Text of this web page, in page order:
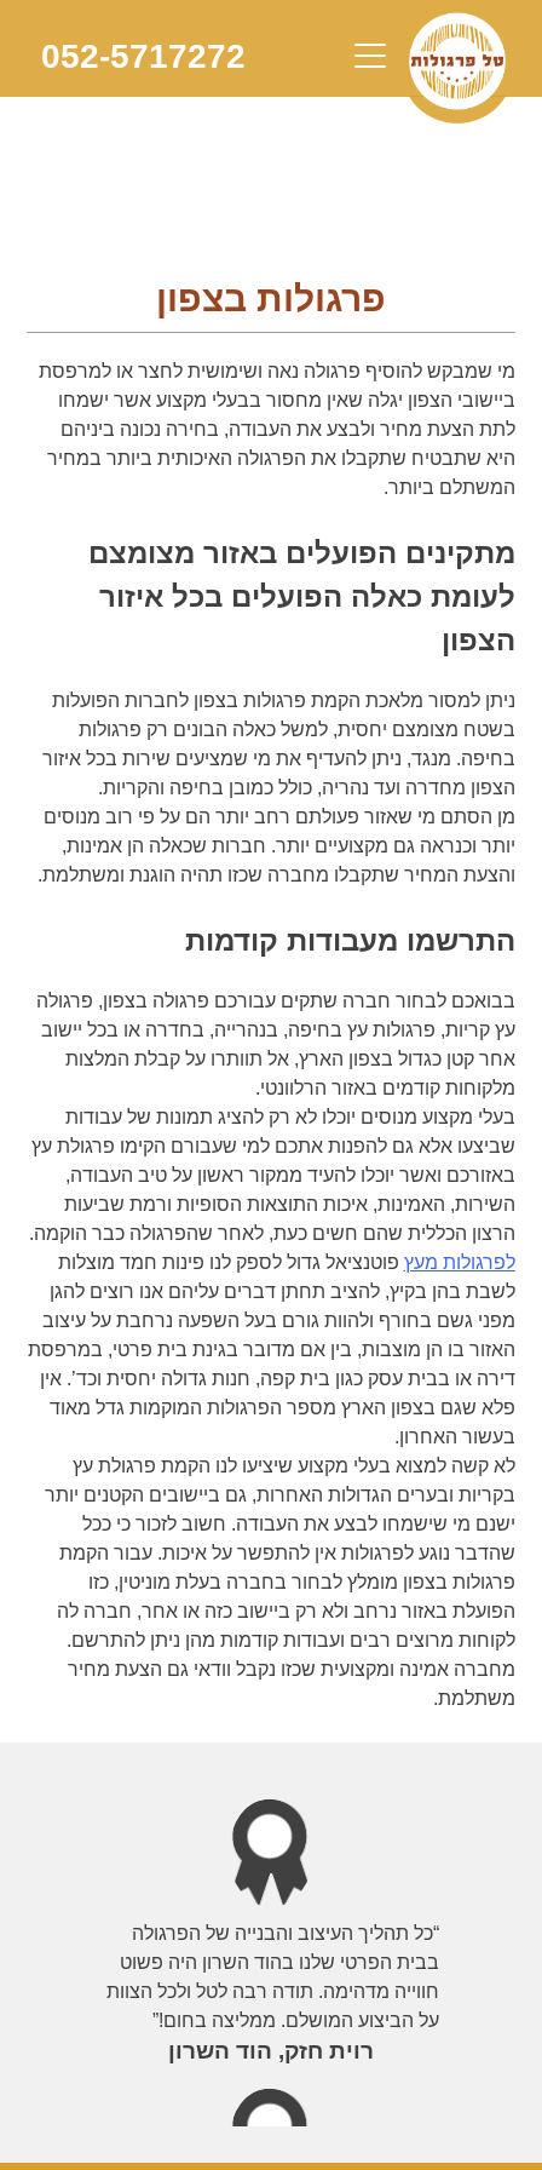
content
052-5717272
פרגולות בצפון
מי שמבקש להוסיף פרגולה נאה ושימושית לחצר או למרפסת
ביישובי הצפון יגלה שאין מחסור בבעלי מקצוע אשר ישמחו
לתת הצעת מחיר ולבצע את העבודה, בחירה נכונה ביניהם
היא שתבטיח שתקבלו את הפרגולה האיכותית ביותר במחיר
המשתלם ביותר.
מתקינים הפועלים באזור מצומצם
לעומת כאלה הפועלים בכל איזור
הצפון
ניתן למסור מלאכת הקמת פרגולות בצפון לחברות הפועלות
בשטח מצומצם יחסית, למשל כאלה הבונים רק פרגולות
בחיפה. מנגד, ניתן להעדיף את מי שמציעים שירות בכל איזור
הצפון מחדרה ועד נהריה, כולל כמובן בחיפה והקריות.
מן הסתם מי שאזור פעולתם רחב יותר הם על פי רוב מנוסים
יותר וכנראה גם מקצועיים יותר. חברות שכאלה הן אמינות,
והצעת המחיר שתקבלו מחברה שכזו תהיה הוגנת ומשתלמת.
התרשמו מעבודות קודמות
בבואכם לבחור חברה שתקים עבורכם פרגולה בצפון, פרגולה
עץ קריות, פרגולות עץ בחיפה, בנהרייה, בחדרה או בכל יישוב
אחר קטן כגדול בצפון הארץ, אל תוותרו על קבלת המלצות
מלקוחות קודמים באזור הרלוונטי.
בעלי מקצוע מנוסים יוכלו לא רק להציג תמונות של עבודות
שביצעו אלא גם להפנות אתכם למי שעבורם הקימו פרגולת עץ
באזורכם ואשר יוכלו להעיד ממקור ראשון על טיב העבודה,
השירות, האמינות, איכות התוצאות הסופיות ורמת שביעות
הרצון הכללית שהם חשים כעת, לאחר שהפרגולה כבר הוקמה.
לפרגולות מעץ פוטנציאל גדול לספק לנו פינות חמד מוצלות
לשבת בהן בקיץ, להציב תחתן דברים עליהם אנו רוצים להגן
מפני גשם בחורף ולהוות גורם בעל השפעה נרחבת על עיצוב
האזור בו הן מוצבות, בין אם מדובר בגינת בית פרטי, במרפסת
דירה או בבית עסק כגון בית קפה, חנות גדולה יחסית וכד’. אין
פלא שגם בצפון הארץ מספר הפרגולות המוקמות גדל מאוד
בעשור האחרון.
לא קשה למצוא בעלי מקצוע שיציעו לנו הקמת פרגולת עץ
בקריות ובערים הגדולות האחרות, גם ביישובים הקטנים יותר
ישנם מי שישמחו לבצע את העבודה. חשוב לזכור כי ככל
שהדבר נוגע לפרגולות אין להתפשר על איכות. עבור הקמת
פרגולות בצפון מומלץ לבחור בחברה בעלת מוניטין, כזו
הפועלת באזור נרחב ולא רק ביישוב כזה או אחר, חברה לה
לקוחות מרוצים רבים ועבודות קודמות מהן ניתן להתרשם.
מחברה אמינה ומקצועית שכזו נקבל וודאי גם הצעת מחיר
משתלמת.
“כל תהליך העיצוב והבנייה של הפרגולה
בבית הפרטי שלנו בהוד השרון היה פשוט
חווייה מדהימה. תודה רבה לטל ולכל הצוות
על הביצוע המושלם. ממליצה בחום!”
רוית חזק, הוד השרון